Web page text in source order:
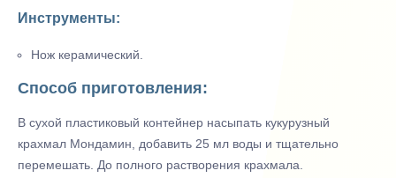
Инструменты:
Нож керамический.
Способ приготовления:
В сухой пластиковый контейнер насыпать кукурузный
крахмал Мондамин, добавить 25 мл воды и тщательно
перемешать. До полного растворения крахмала.